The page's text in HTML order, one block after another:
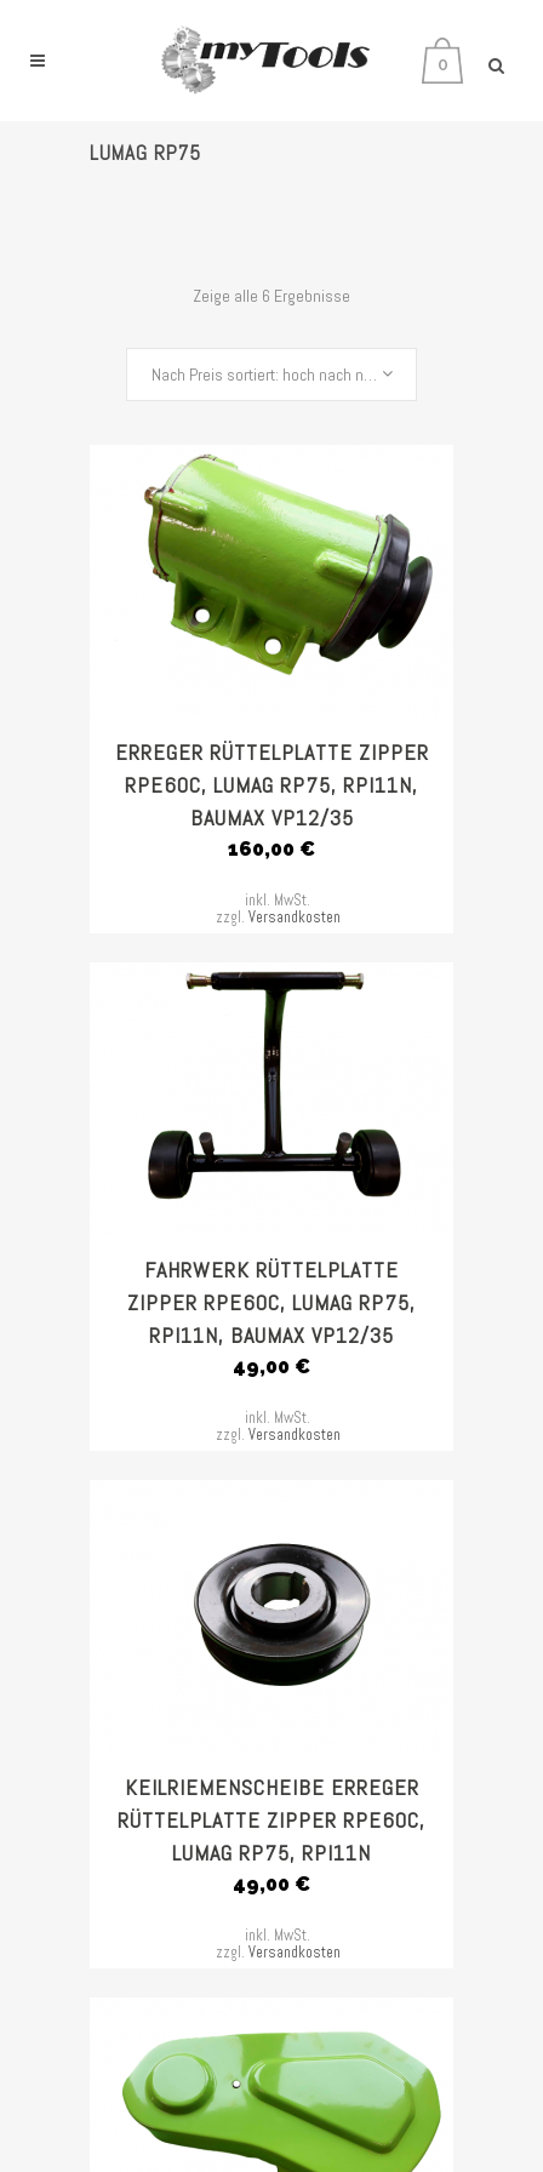
0
LUMAG RP75
Zeige alle 6 Ergebnisse
Nach Preis sortiert: hoch nach niedrig
ERREGER RÜTTELPLATTE ZIPPER
RPE60C, LUMAG RP75, RPI11N,
BAUMAX VP12/35
160,00 €
inkl. MwSt.
zzgl. Versandkosten
FAHRWERK RÜTTELPLATTE
ZIPPER RPE60C, LUMAG RP75,
RPI11N, BAUMAX VP12/35
49,00 €
inkl. MwSt.
zzgl. Versandkosten
KEILRIEMENSCHEIBE ERREGER
RÜTTELPLATTE ZIPPER RPE60C,
LUMAG RP75, RPI11N
49,00 €
inkl. MwSt.
zzgl. Versandkosten